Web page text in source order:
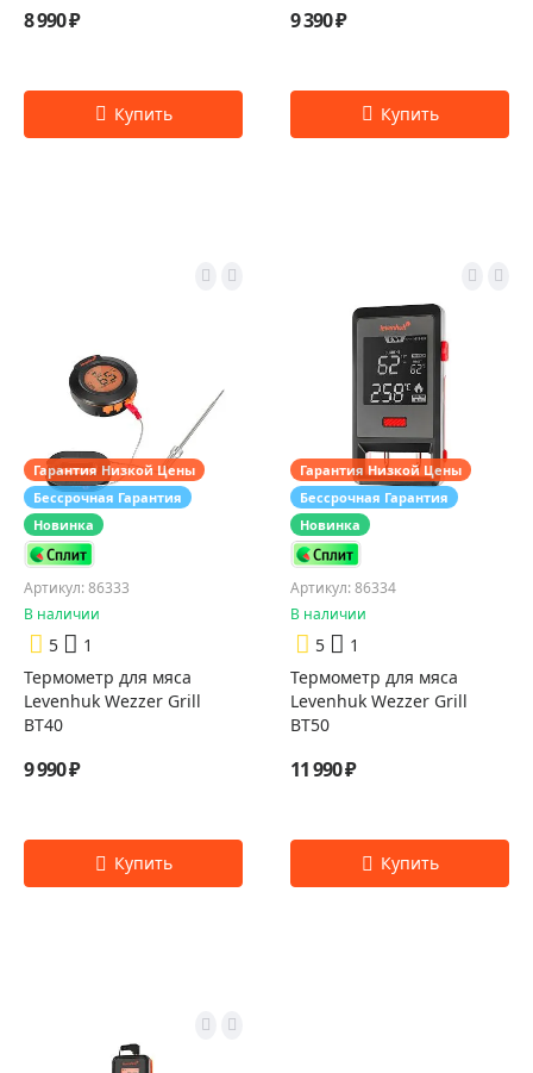
8 990 ₽ 9 390 ₽
Гарантия Низкой Цены
Бессрочная Гарантия
Новинка
Артикул: 86333
В наличии
5
1
Термометр для мяса
Levenhuk Wezzer Grill
BT40
9 990 ₽
Гарантия Низкой Цены
Бессрочная Гарантия
Новинка
Артикул: 86334
В наличии
5
1
Термометр для мяса
Levenhuk Wezzer Grill
BT50
11 990 ₽